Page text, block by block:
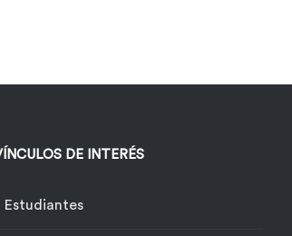
DE INTERÉS
Estudiantes